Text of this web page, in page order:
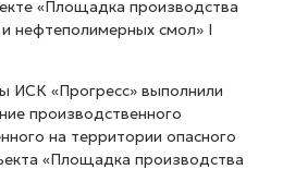
«Площадка производства
и нефтеполимерных смол» I
ИСК «Прогресс» выполнили
производственного
на территории опасного
«Площадка производства